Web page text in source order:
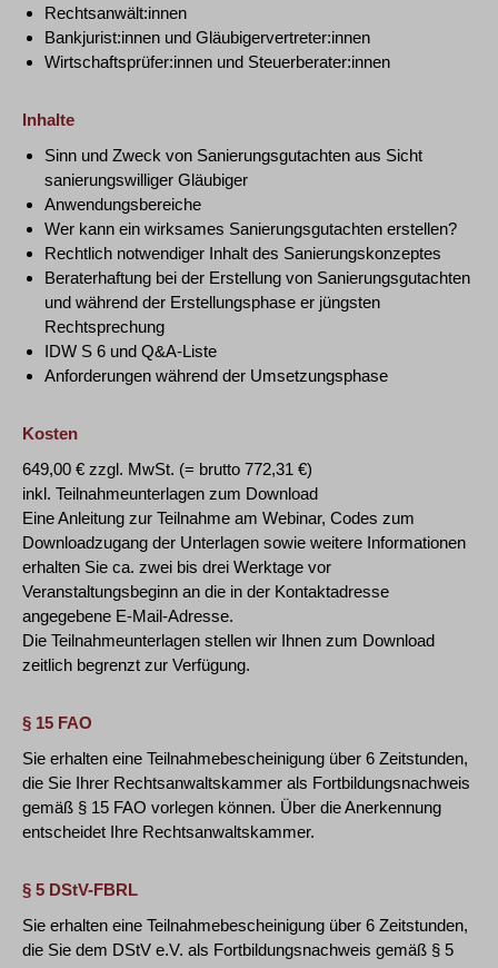
Rechtsanwält:innen
Bankjurist:innen und Gläubigervertreter:innen
Wirtschaftsprüfer:innen und Steuerberater:innen
Inhalte
Sinn und Zweck von Sanierungsgutachten aus Sicht
sanierungswilliger Gläubiger
Anwendungsbereiche
Wer kann ein wirksames Sanierungsgutachten erstellen?
Rechtlich notwendiger Inhalt des Sanierungskonzeptes
Beraterhaftung bei der Erstellung von Sanierungsgutachten
und während der Erstellungsphase er jüngsten
Rechtsprechung
IDW S 6 und Q&A-Liste
Anforderungen während der Umsetzungsphase
Kosten
649,00 € zzgl. MwSt. (= brutto 772,31 €)
inkl. Teilnahmeunterlagen zum Download
Eine Anleitung zur Teilnahme am Webinar, Codes zum
Downloadzugang der Unterlagen sowie weitere Informationen
erhalten Sie ca. zwei bis drei Werktage vor
Veranstaltungsbeginn an die in der Kontaktadresse
angegebene E-Mail-Adresse.
Die Teilnahmeunterlagen stellen wir Ihnen zum Download
zeitlich begrenzt zur Verfügung.
§ 15 FAO
Sie erhalten eine Teilnahmebescheinigung über 6 Zeitstunden,
die Sie Ihrer Rechtsanwaltskammer als Fortbildungsnachweis
gemäß § 15 FAO vorlegen können. Über die Anerkennung
entscheidet Ihre Rechtsanwaltskammer.
§ 5 DStV-FBRL
Sie erhalten eine Teilnahmebescheinigung über 6 Zeitstunden,
die Sie dem DStV e.V. als Fortbildungsnachweis gemäß § 5